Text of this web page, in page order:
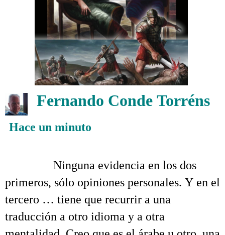
Fernando Conde Torréns
Hace un minuto
Ninguna evidencia en los dos
primeros, sólo opiniones personales. Y en el
tercero … tiene que recurrir a una
traducción a otro idioma y a otra